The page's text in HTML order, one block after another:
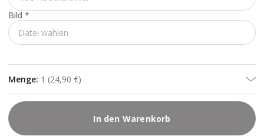
Bild *
Datei wahlen
Menge: 1 (24,90 €)
In den Warenkorb